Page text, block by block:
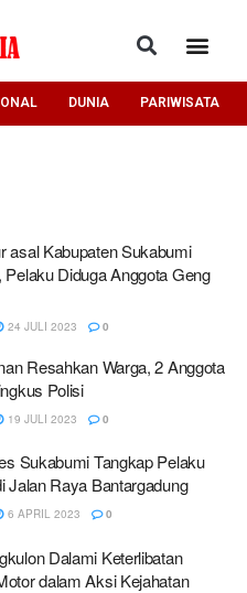
DUNIA PARIWISATA
asal Kabupaten Sukabumi
Diduga Anggota Geng
24 JULI 2023 0
Resahkan Warga, 2 Anggota
Polisi
19 JULI 2023 0
Sukabumi Tangkap Pelaku
Jalan Raya Bantargadung
6 APRIL 2023 0
Dalami Keterlibatan
dalam Aksi Kejahatan